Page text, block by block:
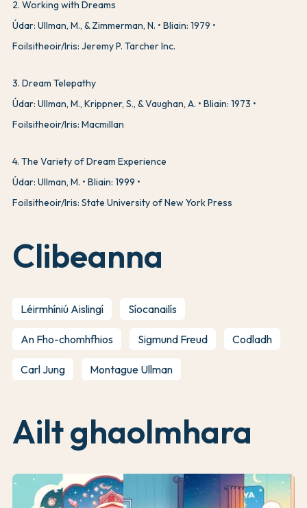
2. Working with Dreams
Údar: Ullman, M., & Zimmerman, N.
Bliain: 1979
Foilsitheoir/Iris: Jeremy P. Tarcher Inc.
3. Dream Telepathy
Údar: Ullman, M., Krippner, S., & Vaughan, A.
Bliain: 1973
Foilsitheoir/Iris: Macmillan
4. The Variety of Dream Experience
Údar: Ullman, M.
Bliain: 1999
Foilsitheoir/Iris: State University of New York Press
Clibeanna
Léirmhíniú Aislingí Síocanailís
An Fho-chomhfhios Sigmund Freud Codladh
Carl Jung Montague Ullman
Ailt ghaolmhara